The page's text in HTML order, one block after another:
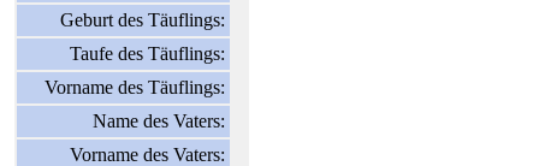
Geburt des Täuflings:
Taufe des Täuflings:
Vorname des Täuflings:
Name des Vaters:
Vorname des Vaters: